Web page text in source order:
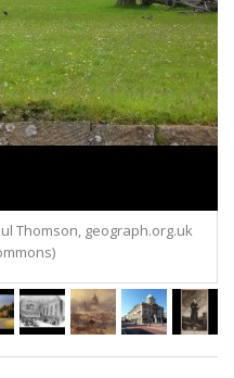
geograph.org.uk